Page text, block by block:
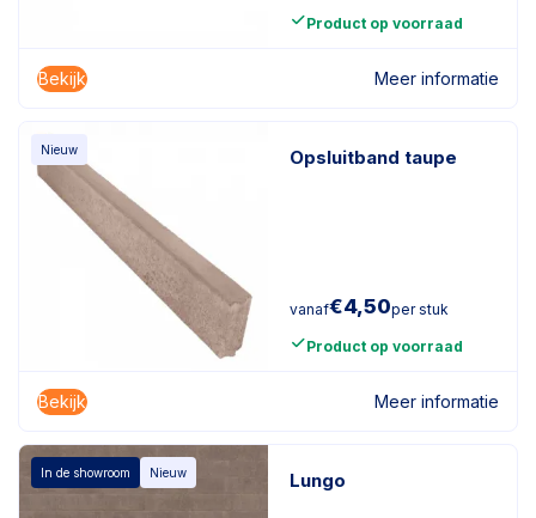
Product op voorraad
Bekijk Meer informatie
Nieuw Opsluitband taupe
vanaf€4,50per stuk
Product op voorraad
Bekijk Meer informatie
In de showroom Nieuw Lungo